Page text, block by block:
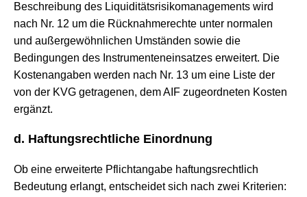
Beschreibung des Liquiditätsrisikomanagements wird
nach Nr. 12 um die Rücknahmerechte unter normalen
und außergewöhnlichen Umständen sowie die
Bedingungen des Instrumenteneinsatzes erweitert. Die
Kostenangaben werden nach Nr. 13 um eine Liste der
von der KVG getragenen, dem AIF zugeordneten Kosten
ergänzt.
d. Haftungsrechtliche Einordnung
Ob eine erweiterte Pflichtangabe haftungsrechtlich
Bedeutung erlangt, entscheidet sich nach zwei Kriterien: